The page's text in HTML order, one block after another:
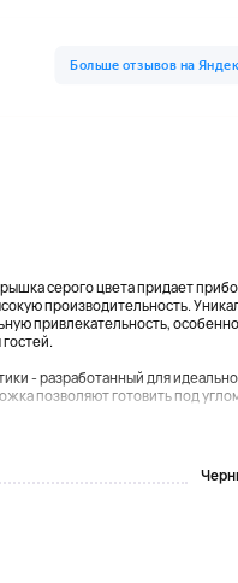
серого цвета придает
производительность.
привлекательность,
- разработанный для
позволяют готовить под